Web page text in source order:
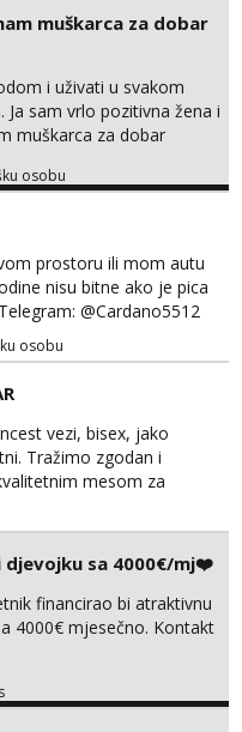
muškarca za dobar
i uživati u svakom
Ja sam vrlo pozitivna žena i
muškarca za dobar
me tamo, cekam te!
osobu
prostoru ili mom autu
nisu bitne ako je pica
@Cardano5512
osobu
vezi, bisex, jako
Tražimo zgodan i
mesom za
seksa. Diskrecija
ponude preko
091 591 3523.sa 4000€/mj❤️
financirao bi atraktivnu
4000€ mjesečno. Kontakt